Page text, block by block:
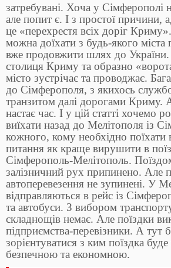
затребувані. Хоча у Сімферополі
але попит є. І з простої причини,
це «перехрестя всіх доріг
можна доїхати з будь-якого міста
вже продовжити шлях до
столиця Криму та образно
місто зустрічає та проводжає.
до Сімферополя, з якихось
транзитом далі дорогами Криму.
настає час. І у цій статті хочемо
виїхати назад до Мелітополя із
кожного, кому необхідно поїхати
питання як краще вирушити в
Сімферополь-Мелітополь.
залізничний рух припинено. Але
автоперевезення не зупинені. У
відправляються в рейс із
та автобуси. З вибором
складнощів немає. Але поїздки
підприємства-перевізники. А тут
зорієнтуватися з ким поїздка
безпечною та економною.